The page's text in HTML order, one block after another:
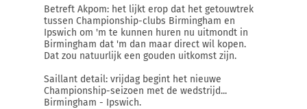
Betreft Akpom: het lijkt erop dat het getouwtrek
tussen Championship-clubs Birmingham en
Ipswich om 'm te kunnen huren nu uitmondt in
Birmingham dat 'm dan maar direct wil kopen.
Dat zou natuurlijk een gouden uitkomst zijn.
Saillant detail: vrijdag begint het nieuwe
Championship-seizoen met de wedstrijd...
Birmingham - Ipswich.